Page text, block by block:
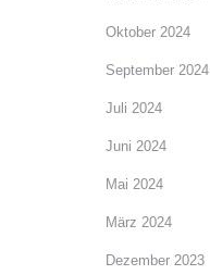
Oktober 2024
September 2024
Juli 2024
Juni 2024
Mai 2024
März 2024
Dezember 2023